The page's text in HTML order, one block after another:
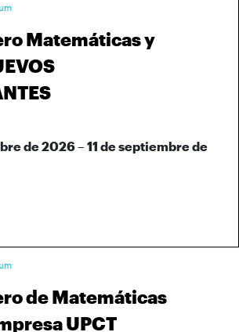
Matemáticas y
de 2026 – 11 de septiembre de
de Matemáticas
UPCT